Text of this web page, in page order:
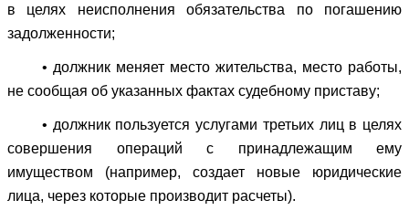
в целях неисполнения обязательства по погашению
задолженности;
• должник меняет место жительства, место работы,
не сообщая об указанных фактах судебному приставу;
• должник пользуется услугами третьих лиц в целях
совершения операций с принадлежащим ему
имуществом (например, создает новые юридические
лица, через которые производит расчеты).